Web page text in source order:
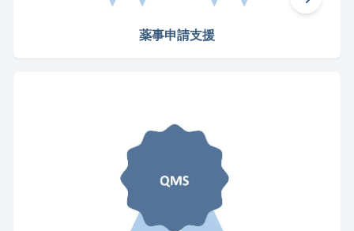
薬事申請支援